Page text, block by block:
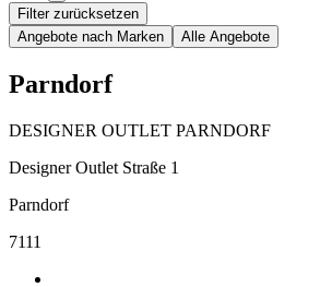
Filter zurücksetzen
Angebote nach Marken
Alle Angebote
Parndorf
DESIGNER OUTLET PARNDORF
Designer Outlet Straße 1
Parndorf
7111